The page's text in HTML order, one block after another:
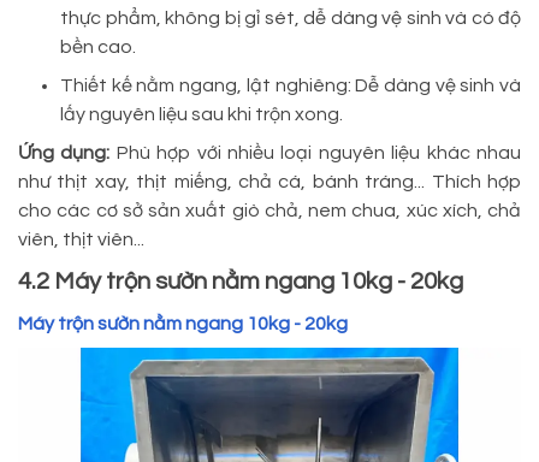
thực phẩm, không bị gỉ sét, dễ dàng vệ sinh và có độ
bền cao.
Thiết kế nằm ngang, lật nghiêng: Dễ dàng vệ sinh và
lấy nguyên liệu sau khi trộn xong.
Ứng dụng: Phù hợp với nhiều loại nguyên liệu khác nhau
như thịt xay, thịt miếng, chả cá, bánh tráng... Thích hợp
cho các cơ sở sản xuất giò chả, nem chua, xúc xích, chả
viên, thịt viên...
4.2 Máy trộn sườn nằm ngang 10kg - 20kg
Máy trộn sườn nằm ngang 10kg - 20kg